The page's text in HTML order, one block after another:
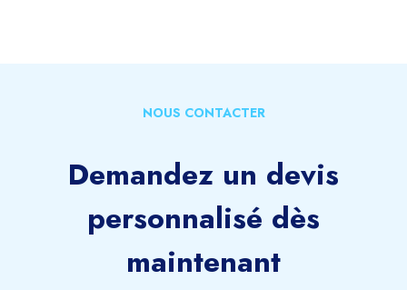
NOUS CONTACTER
Demandez un devis
personnalisé dès
maintenant